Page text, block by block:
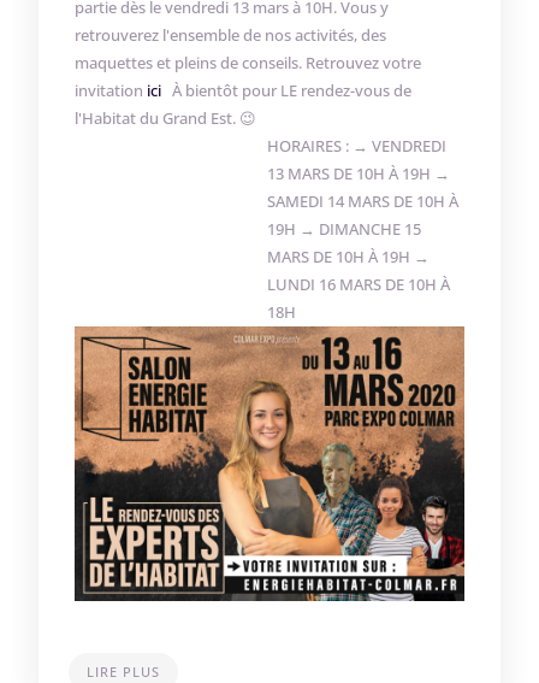
partie dès le vendredi 13 mars à 10H. Vous y
retrouverez l'ensemble de nos activités, des
maquettes et pleins de conseils. Retrouvez votre
invitation ici À bientôt pour LE rendez-vous de
l'Habitat du Grand Est. 😉
HORAIRES : → VENDREDI
13 MARS DE 10H À 19H →
SAMEDI 14 MARS DE 10H À
19H → DIMANCHE 15
MARS DE 10H À 19H →
LUNDI 16 MARS DE 10H À
18H
LIRE PLUS